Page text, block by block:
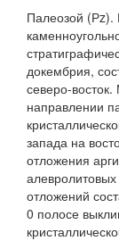
Палеозой (Рz).
докембрия,
северо-
направлении
запада на
отложения
отложений
0 полосе